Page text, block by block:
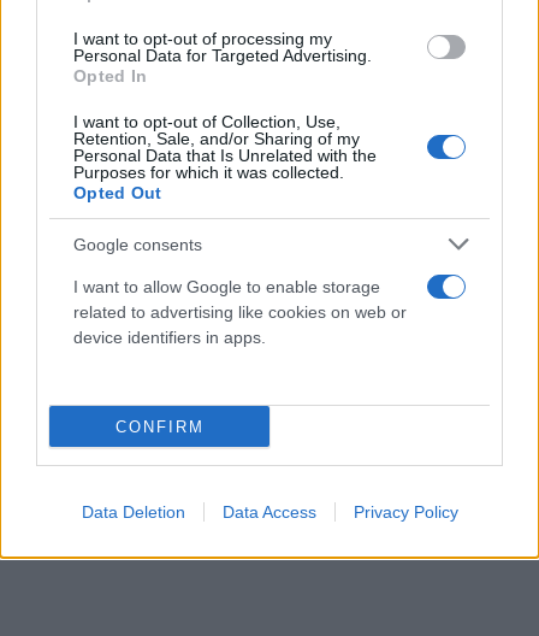
I want to opt-out of processing my
Personal Data for Targeted Advertising.
Opted In
I want to opt-out of Collection, Use,
Retention, Sale, and/or Sharing of my
Personal Data that Is Unrelated with the
Purposes for which it was collected.
Opted Out
Google consents
I want to allow Google to enable storage
related to advertising like cookies on web or
device identifiers in apps.
CONFIRM
Data Deletion Data Access Privacy Policy
Το γεγονός ότι ο ίδιος ο Αλέξης Τσίπρας φαίνεται
να υιοθετεί πλέον την πρώτη αφήγηση, ενώ κατά τη
διάρκεια της αντιπολίτευσης ενθάρρυνε (ή
τουλάχιστον δεν απέτρεψε) τη δεύτερη, δημιουργεί
την αίσθηση των «παράλληλων αληθειών», που